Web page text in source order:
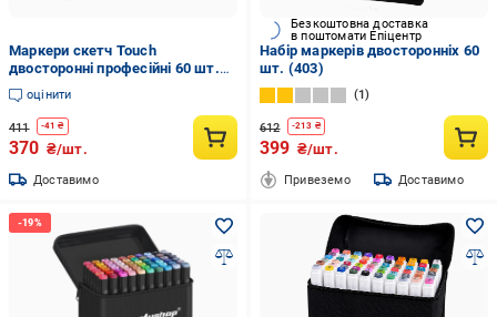
Маркери скетч Touch
двосторонні професійні 60 шт.
(14695369)
оцінити
411 -41 ₴
370 ₴/шт.
Доставимо
Безкоштовна доставка
в поштомати Епіцентр
Набір маркерів двосторонніх 60
шт. (403)
1
612 -213 ₴
399 ₴/шт.
Привеземо Доставимо